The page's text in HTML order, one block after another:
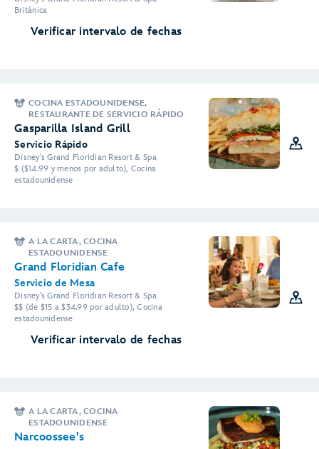
Británica
Verificar intervalo de fechas
COCINA ESTADOUNIDENSE,
RESTAURANTE DE SERVICIO RÁPIDO
Gasparilla Island Grill
Servicio Rápido
Disney's Grand Floridian Resort & Spa
$ ($14.99 y menos por adulto), Cocina
estadounidense
A LA CARTA, COCINA
ESTADOUNIDENSE
Grand Floridian Cafe
Servicio de Mesa
Disney's Grand Floridian Resort & Spa
$$ (de $15 a $34.99 por adulto), Cocina
estadounidense
Verificar intervalo de fechas
A LA CARTA, COCINA
ESTADOUNIDENSE
Narcoossee's